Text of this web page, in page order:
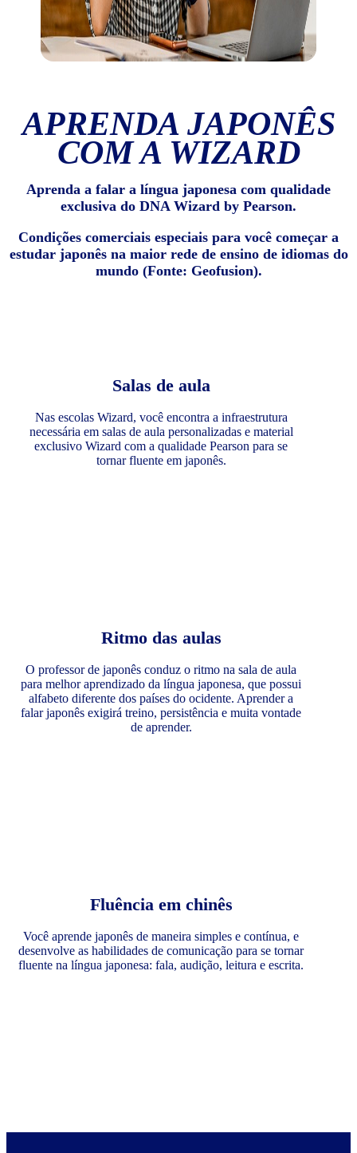
APRENDA JAPONÊS
COM A WIZARD
Aprenda a falar a língua japonesa com qualidade
exclusiva do DNA Wizard by Pearson.
Condições comerciais especiais para você começar a
estudar japonês na maior rede de ensino de idiomas do
mundo (Fonte: Geofusion).
Salas de aula
Nas escolas Wizard, você encontra a infraestrutura
necessária em salas de aula personalizadas e material
exclusivo Wizard com a qualidade Pearson para se
tornar fluente em japonês.
Ritmo das aulas
O professor de japonês conduz o ritmo na sala de aula
para melhor aprendizado da língua japonesa, que possui
alfabeto diferente dos países do ocidente. Aprender a
falar japonês exigirá treino, persistência e muita vontade
de aprender.
Fluência em chinês
Você aprende japonês de maneira simples e contínua, e
desenvolve as habilidades de comunicação para se tornar
fluente na língua japonesa: fala, audição, leitura e escrita.